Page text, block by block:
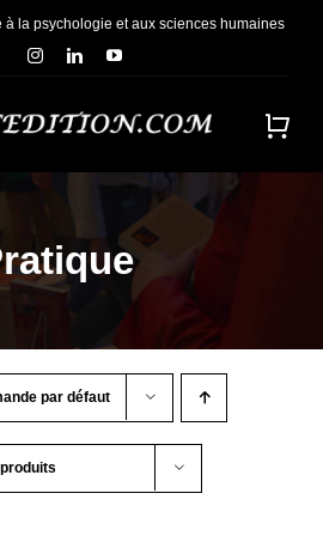
à la psychologie et aux sciences humaines
par défaut